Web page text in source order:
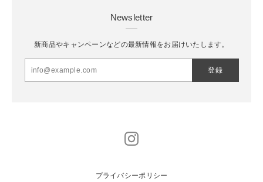
Newsletter
新商品やキャンペーンなどの最新情報をお届けいたします。
登録
プライバシーポリシー